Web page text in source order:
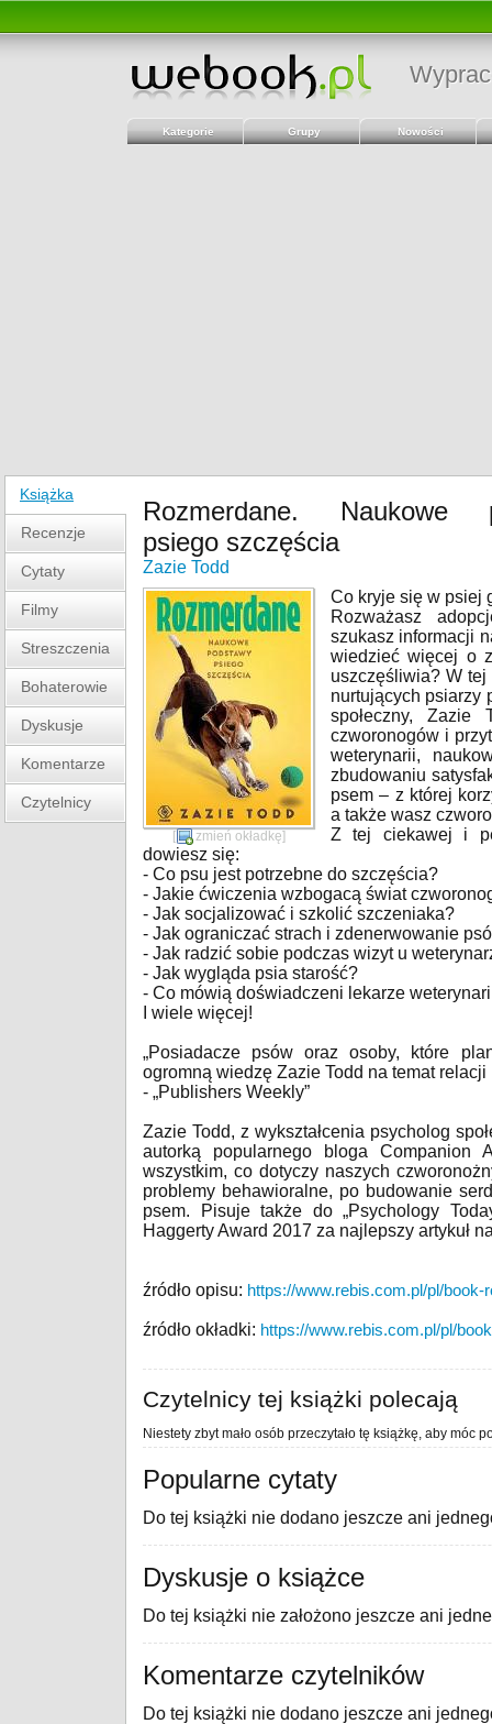
Kategorie Grupy Nowości
Książka
Recenzje
Cytaty
Filmy
Streszczenia
Bohaterowie
Dyskusje
Komentarze
Czytelnicy
Rozmerdane. Naukowe
psiego szczęścia
Zazie Todd
[ zmień okładkę]
Co kryje się w psiej
Rozważasz
szukasz informacji
wiedzieć więcej o
uszczęśliwia? W
nurtujących psiarzy
społeczny, Zazie
czworonogów i
weterynarii,
zbudowaniu
psem – z której
a także wasz
Z tej ciekawej i
dowiesz się:
- Co psu jest potrzebne do szczęścia?
- Jakie ćwiczenia wzbogacą świat
- Jak socjalizować i szkolić szczeniaka?
- Jak ograniczać strach i zdenerwowanie
- Jak radzić sobie podczas wizyt u
- Jak wygląda psia starość?
- Co mówią doświadczeni lekarze
I wiele więcej!
„Posiadacze psów oraz osoby, które
ogromną wiedzę Zazie Todd na temat relacji
- „Publishers Weekly”
Zazie Todd, z wykształcenia psycholog
autorką popularnego bloga
wszystkim, co dotyczy naszych
problemy behawioralne, po budowanie
psem. Pisuje także do „Psychology
Haggerty Award 2017 za najlepszy artykuł
źródło opisu: https://www.rebis.com.pl/pl/book-
źródło okładki: https://www.rebis.com.pl/pl/
Czytelnicy tej książki polecają
Niestety zbyt mało osób przeczytało tę książkę, aby móc
Popularne cytaty
Do tej książki nie dodano jeszcze ani
Dyskusje o książce
Do tej książki nie założono jeszcze ani
Komentarze czytelników
Do tej książki nie dodano jeszcze ani